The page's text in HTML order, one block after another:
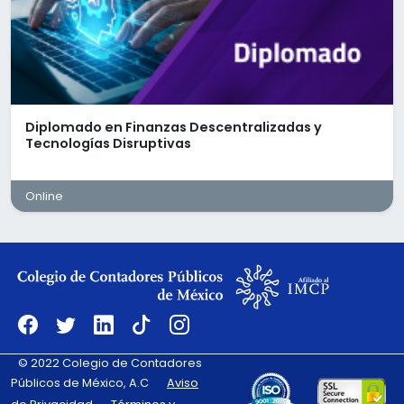
Interesados que cubran con el perfil favor de
postularse por este medio
Diplomado en Finanzas Descentralizadas y
Tecnologías Disruptivas
Online
© 2022 Colegio de Contadores
Públicos de México, A.C
Aviso